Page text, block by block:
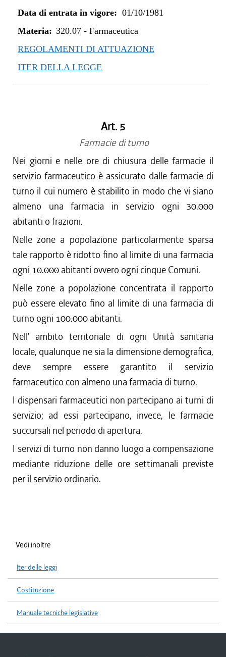
Data di entrata in vigore: 01/10/1981
Materia: 320.07- Farmaceutica
REGOLAMENTI DI ATTUAZIONE
ITER DELLA LEGGE
Art. 5
Farmacie di turno
Nei giorni e nelle ore di chiusura delle farmacie il
servizio farmaceutico è assicurato dalle farmacie di
turno il cui numero è stabilito in modo che vi siano
almeno una farmacia in servizio ogni 30.000
abitanti o frazioni.
Nelle zone a popolazione particolarmente sparsa
tale rapporto è ridotto fino al limite di una farmacia
ogni 10.000 abitanti ovvero ogni cinque Comuni.
Nelle zone a popolazione concentrata il rapporto
può essere elevato fino al limite di una farmacia di
turno ogni 100.000 abitanti.
Nell' ambito territoriale di ogni Unità sanitaria
locale, qualunque ne sia la dimensione demografica,
deve sempre essere garantito il servizio
farmaceutico con almeno una farmacia di turno.
I dispensari farmaceutici non partecipano ai turni di
servizio; ad essi partecipano, invece, le farmacie
succursali nel periodo di apertura.
I servizi di turno non danno luogo a compensazione
mediante riduzione delle ore settimanali previste
per il servizio ordinario.
Vedi inoltre
Iter delle leggi
Costituzione
Manuale tecniche legislative